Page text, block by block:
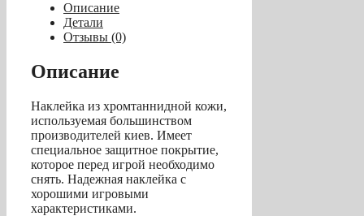
Pro»
мм
Описание
Детали
Отзывы (0)
Описание
Наклейка из хромтаннидной кожи,
используемая большинством
производителей киев. Имеет
специальное защитное покрытие,
которое перед игрой необходимо
снять. Надежная наклейка с
хорошими игровыми
характеристиками.